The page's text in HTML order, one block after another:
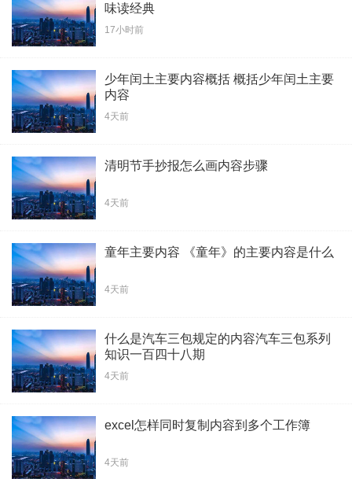
味读经典
17小时前
少年闰土主要内容概括 概括少年闰土主要
内容
4天前
清明节手抄报怎么画内容步骤
4天前
童年主要内容 《童年》的主要内容是什么
4天前
什么是汽车三包规定的内容汽车三包系列
知识一百四十八期
4天前
excel怎样同时复制内容到多个工作簿
4天前